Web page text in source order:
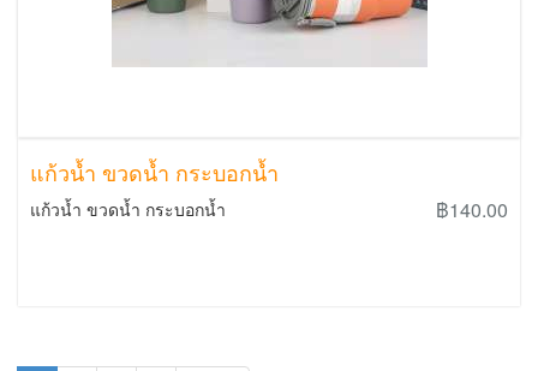
แก้วน้ำ ขวดน้ำ กระบอกน้ำ
แก้วน้ำ ขวดน้ำ กระบอกน้ำ ฿140.00